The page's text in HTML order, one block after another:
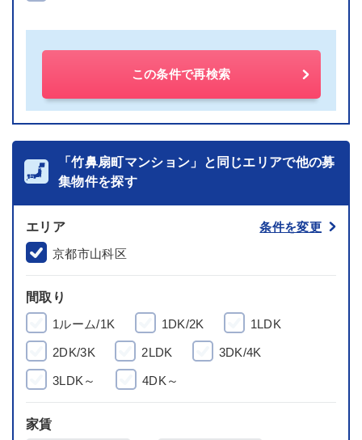
この条件で再検索
「竹鼻扇町マンション」と同じエリアで他の募
集物件を探す
エリア
条件を変更
京都市山科区
間取り
1ルーム/1K
1DK/2K 1LDK
2DK/3K 2LDK 3DK/4K
3LDK～ 4DK～
家賃